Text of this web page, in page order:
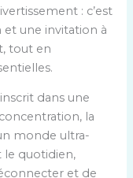
: c’est
et une invitation à
tout en
dans une
la
monde ultra-
le quotidien,
et de